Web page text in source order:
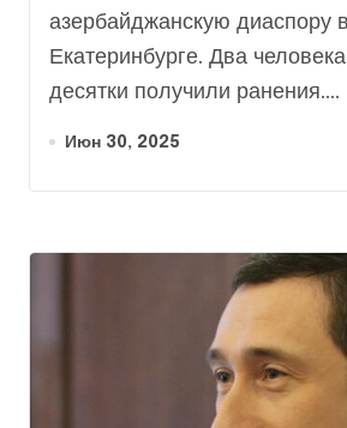
азербайджанскую диаспору в
Екатеринбурге. Два
десятки получили ранения....
Июн 30, 2025